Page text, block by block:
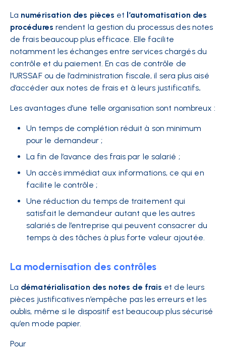
La numérisation des pièces et l’automatisation des
procédures rendent la gestion du processus des notes
de frais beaucoup plus efficace. Elle facilite
notamment les échanges entre services chargés du
contrôle et du paiement. En cas de contrôle de
l’URSSAF ou de l’administration fiscale, il sera plus aisé
d’accéder aux notes de frais et à leurs justificatifs.
Les avantages d’une telle organisation sont nombreux :
Un temps de complétion réduit à son minimum
pour le demandeur ;
La fin de l’avance des frais par le salarié ;
Un accès immédiat aux informations, ce qui en
facilite le contrôle ;
Une réduction du temps de traitement qui
satisfait le demandeur autant que les autres
salariés de l’entreprise qui peuvent consacrer du
temps à des tâches à plus forte valeur ajoutée.
La modernisation des contrôles
La dématérialisation des notes de frais et de leurs
pièces justificatives n’empêche pas les erreurs et les
oublis, même si le dispositif est beaucoup plus sécurisé
qu’en mode papier.
Pour